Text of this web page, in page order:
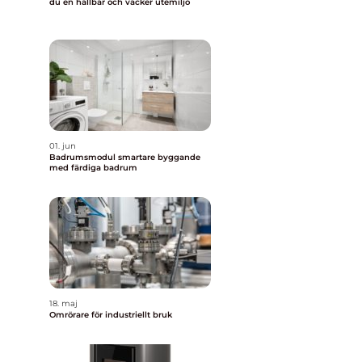
01. jun
Badrumsmodul smartare byggande
med färdiga badrum
18. maj
Omrörare för industriellt bruk